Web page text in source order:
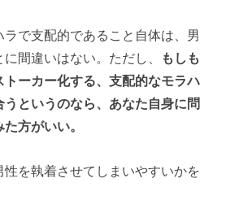
で支配的であること自体は、男
間違いはない。ただし、
もしも
ーカー化する、支配的なモラハ
というのなら、あなた自身に問
方がいい。
性を執着させてしまいやすいかを